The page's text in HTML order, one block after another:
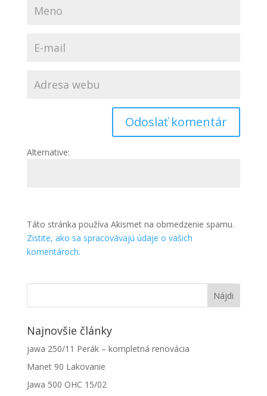
Alternative:
Táto stránka používa Akismet na obmedzenie spamu.
Zistite, ako sa spracovávajú údaje o vašich
komentároch.
Najnovšie články
jawa 250/11 Perák – kompletná renovácia
Manet 90 Lakovanie
Jawa 500 OHC 15/02